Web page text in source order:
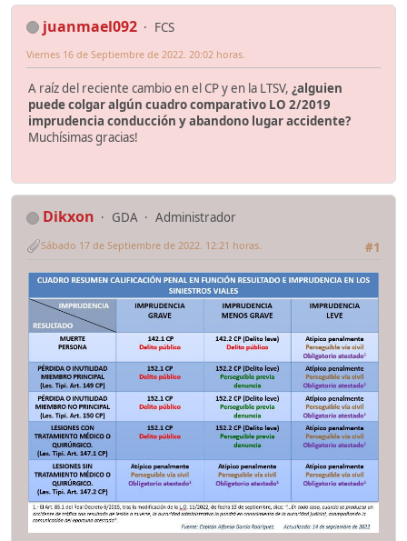
juanmael092 FCS
Viernes 16 de Septiembre de 2022. 20:02 horas.
A raíz del reciente cambio en el CP y en la LTSV, ¿alguien
puede colgar algún cuadro comparativo LO 2/2019
imprudencia conducción y abandono lugar accidente?
Muchísimas gracias!
Dikxon GDA
Administrador
#1
Sábado 17 de Septiembre de 2022. 12:21 horas.